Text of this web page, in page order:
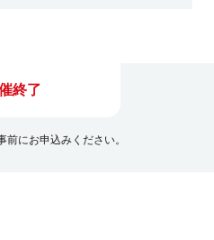
終了
にお申込みください。